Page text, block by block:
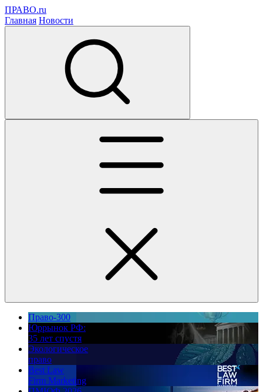
ПРАВО.ru
Главная Новости
Право-300
Юррынок РФ:
35 лет спустя
Экологическое
право
Best Law
Firm Marketing